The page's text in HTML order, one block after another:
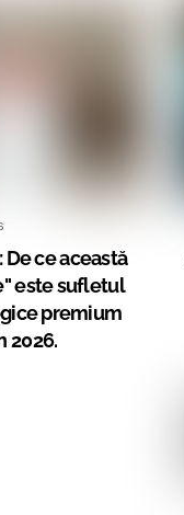
ce această
este sufletul
premium
2026.